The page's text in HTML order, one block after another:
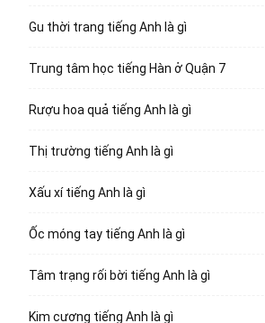
Gu thời trang tiếng Anh là gì
Trung tâm học tiếng Hàn ở Quận 7
Rượu hoa quả tiếng Anh là gì
Thị trường tiếng Anh là gì
Xấu xí tiếng Anh là gì
Ốc móng tay tiếng Anh là gì
Tâm trạng rối bời tiếng Anh là gì
Kim cương tiếng Anh là gì